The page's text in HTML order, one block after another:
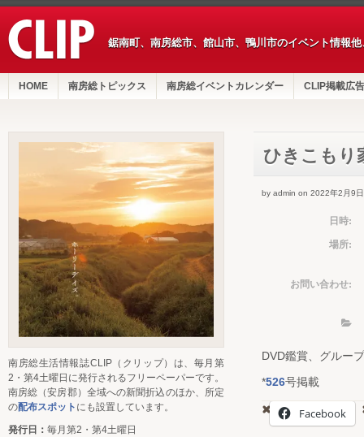
鋸南町、南房総市、館山市、鴨川市のイベント情報
HOME 南房総トピックス 南房総イベントカレンダー CLIP掲載広告
ひきこもり
by admin on 2022年2月9日
日時:
場所:
お問い合わせ:
DVD鑑賞、グルー
*526号掲載
Facebook
南房総生活情報誌CLIP（クリップ）は、毎月第
2・第4土曜日に発行されるフリーペーパーです。
南房総（安房郡）全域への新聞折込のほか、所定
の配布スポット にも設置しています。
発行日： 毎月第2・第4土曜日